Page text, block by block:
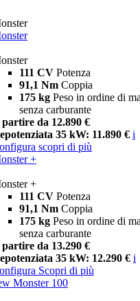
111 CV Potenza
91,1 Nm Coppia
175 kg Peso in ordine di
senza carburante
partire da 12.890 €
35 kW: 11.890 € i
scopri di più
+
+
111 CV Potenza
91,1 Nm Coppia
175 kg Peso in ordine di
senza carburante
partire da 13.290 €
35 kW: 12.290 € i
Scopri di più
Monster 100